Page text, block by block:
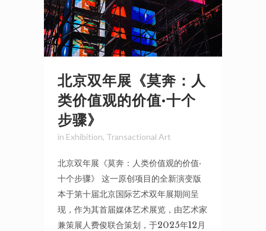
北京双年展《莫奔：人
类价值观的价值·十个
步骤》
in Exhibition, Transactional Art
北京双年展《莫奔：人类价值观的价值·
十个步骤》 这一原创项目的全新演变版
本于第十届北京国际艺术双年展期间呈
现，作为其首届媒体艺术展览，由艺术家
兼策展人费俊联合策划，于2025年12月